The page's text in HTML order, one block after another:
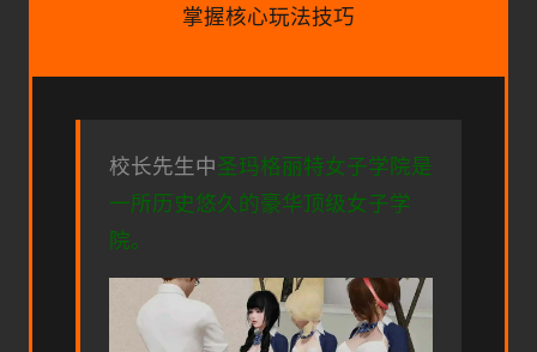
掌握核心玩法技巧
校长先生中圣玛格丽特女子学院是
一所历史悠久的豪华顶级女子学
院。